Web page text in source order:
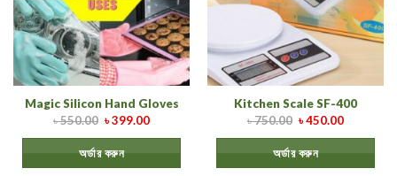
Magic Silicon Hand Gloves
৳550.00 ৳399.00
অর্ডার করুন
Kitchen Scale SF-400
৳750.00 ৳450.00
অর্ডার করুন